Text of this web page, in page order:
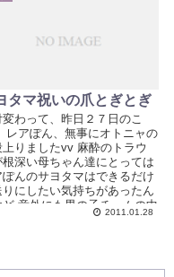
タマ祝いの爪とぎとぎ
変わって、昨日２７日のこ
レアぽん、無事にオトニャの
上りましたvv 麻酔のトラウ
根深い母ちゃん達にとっては
ぽんのサヨタマはできるだけ
りにしたい気持ちがあったん
ど 意外にも男の子チームの中
2011.01.28